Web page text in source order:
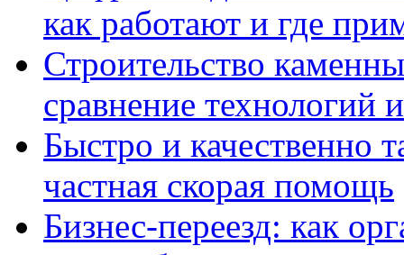
как работают и где
Строительство
сравнение технологий
Быстро и качественно
частная скорая помощь
Бизнес-переезд: как